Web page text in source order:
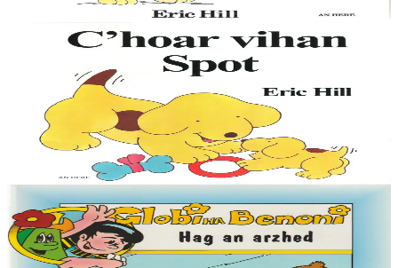
1 ans et plus
La petite soeur de Spot
Le petit chien Spot est mondialement connu, avec ses aventures
auxquelles participent les enfants en soulevant des images animées.
Cette collection, qui existe...
9,00 €
6 ans et plus
An Here
Globi ha Benoni - Hag an arzhed (12)